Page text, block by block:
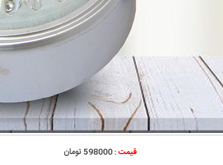
قیمت :598000 تومان